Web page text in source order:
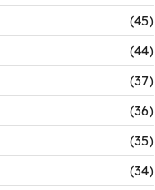
(45)
(44)
(37)
(36)
(35)
(34)